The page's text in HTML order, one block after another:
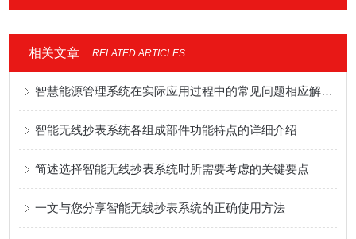
相关文章 RELATED ARTICLES
智慧能源管理系统在实际应用过程中的常见问题相应解决方法分享
智能无线抄表系统各组成部件功能特点的详细介绍
简述选择智能无线抄表系统时所需要考虑的关键要点
一文与您分享智能无线抄表系统的正确使用方法